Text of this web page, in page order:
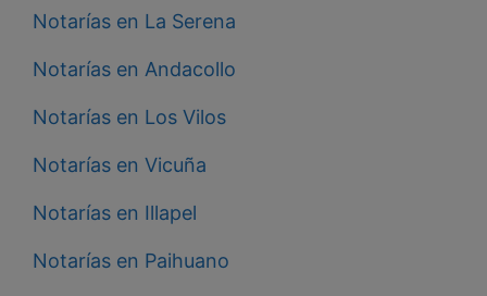
Notarías en La Serena
Notarías en Andacollo
Notarías en Los Vilos
Notarías en Vicuña
Notarías en Illapel
Notarías en Paihuano